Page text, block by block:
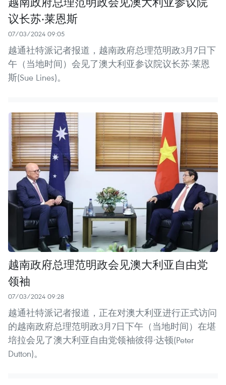
议长苏·莱恩斯
07/03/2024 09:05
越通社特派记者报道，越南政府总理范明政3月7日下
午（当地时间）会见了澳大利亚参议院议长苏·莱恩
斯(Sue Lines)。
越南政府总理范明政会见澳大利亚自由党
领袖
07/03/2024 09:28
越通社特派记者报道，正在对澳大利亚进行正式访问
的越南政府总理范明政3月7日下午（当地时间）在堪
培拉会见了澳大利亚自由党领袖彼得·达顿(Peter
Dutton)。